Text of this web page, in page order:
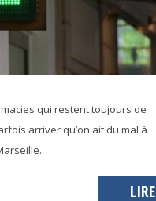
qui restent toujours de
arriver qu’on ait du mal à
LIRE